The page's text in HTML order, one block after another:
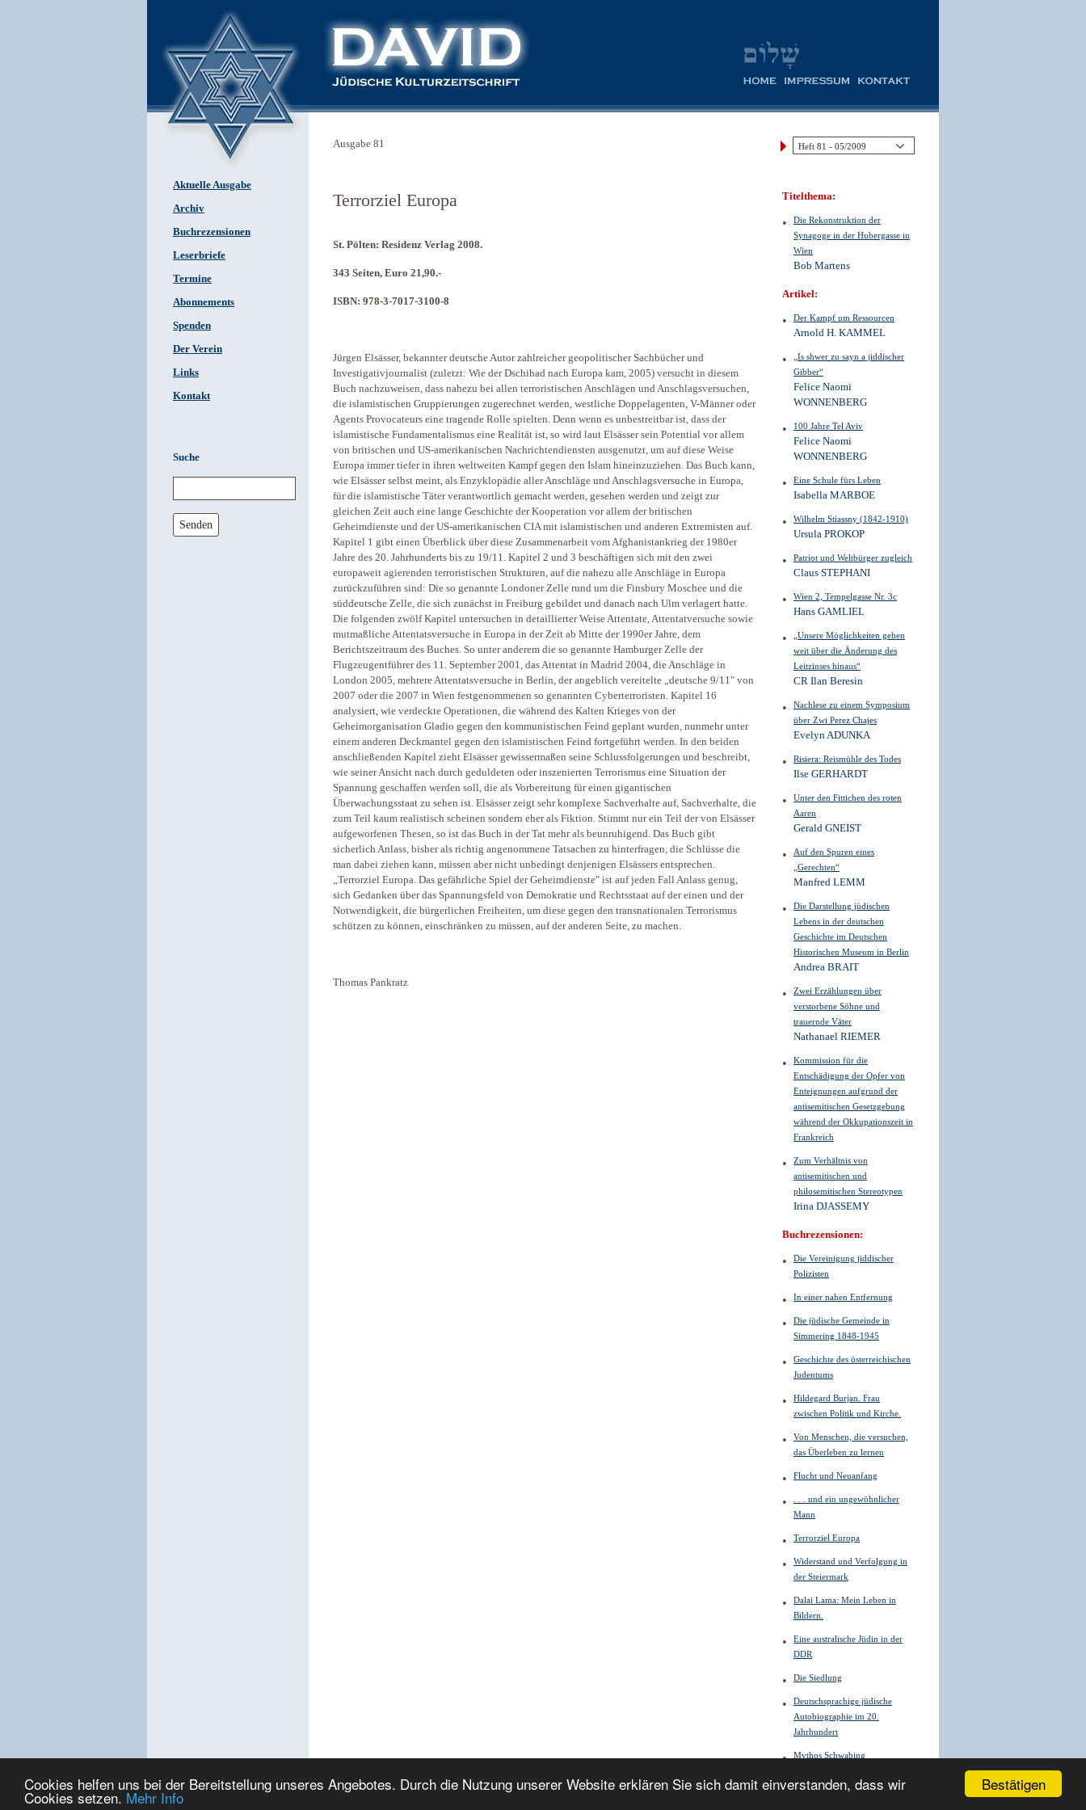
Bestätigen
Cookies helfen uns bei der Bereitstellung unseres Angebotes. Durch die Nutzung unserer Website erklären Sie sich damit einverstanden, dass wir
Cookies setzen. Mehr Info
Aktuelle Ausgabe
Archiv
Buchrezensionen
Leserbriefe
Termine
Abonnements
Spenden
Der Verein
Links
Kontakt
Suche
Senden
Ausgabe 81
Terrorziel Europa
St. Pölten: Residenz Verlag 2008.
343 Seiten, Euro 21,90.-
ISBN: 978-3-7017-3100-8
Jürgen Elsässer, bekannter deutsche Autor zahlreicher geopolitischer Sachbücher und
Investigativjournalist (zuletzt: Wie der Dschihad nach Europa kam, 2005) versucht in diesem
Buch nachzuweisen, dass nahezu bei allen terroristischen Anschlägen und Anschlagsversuchen,
die islamistischen Gruppierungen zugerechnet werden, westliche Doppelagenten, V-Männer oder
Agents Provocateurs eine tragende Rolle spielten. Denn wenn es unbestreitbar ist, dass der
islamistische Fundamentalismus eine Realität ist, so wird laut Elsässer sein Potential vor allem
von britischen und US-amerikanischen Nachrichtendiensten ausgenutzt, um auf diese Weise
Europa immer tiefer in ihren weltweiten Kampf gegen den Islam hineinzuziehen. Das Buch kann,
wie Elsässer selbst meint, als Enzyklopädie aller Anschläge und Anschlagsversuche in Europa,
für die islamistische Täter verantwortlich gemacht werden, gesehen werden und zeigt zur
gleichen Zeit auch eine lange Geschichte der Kooperation vor allem der britischen
Geheimdienste und der US-amerikanischen CIA mit islamistischen und anderen Extremisten auf.
Kapitel 1 gibt einen Überblick über diese Zusammenarbeit vom Afghanistankrieg der 1980er
Jahre des 20. Jahrhunderts bis zu 19/11. Kapitel 2 und 3 beschäftigen sich mit den zwei
europaweit agierenden terroristischen Strukturen, auf die nahezu alle Anschläge in Europa
zurückzuführen sind: Die so genannte Londoner Zelle rund um die Finsbury Moschee und die
süddeutsche Zelle, die sich zunächst in Freiburg gebildet und danach nach Ulm verlagert hatte.
Die folgenden zwölf Kapitel untersuchen in detaillierter Weise Attentate, Attentatversuche sowie
mutmaßliche Attentatsversuche in Europa in der Zeit ab Mitte der 1990er Jahre, dem
Berichtszeitraum des Buches. So unter anderem die so genannte Hamburger Zelle der
Flugzeugentführer des 11. September 2001, das Attentat in Madrid 2004, die Anschläge in
London 2005, mehrere Attentatsversuche in Berlin, der angeblich vereitelte „deutsche 9/11" von
2007 oder die 2007 in Wien festgenommenen so genannten Cyberterroristen. Kapitel 16
analysiert, wie verdeckte Operationen, die während des Kalten Krieges von der
Geheimorganisation Gladio gegen den kommunistischen Feind geplant wurden, nunmehr unter
einem anderen Deckmantel gegen den islamistischen Feind fortgeführt werden. In den beiden
anschließenden Kapitel zieht Elsässer gewissermaßen seine Schlussfolgerungen und beschreibt,
wie seiner Ansicht nach durch geduldeten oder inszenierten Terrorismus eine Situation der
Spannung geschaffen werden soll, die als Vorbereitung für einen gigantischen
Überwachungsstaat zu sehen ist. Elsässer zeigt sehr komplexe Sachverhalte auf, Sachverhalte, die
zum Teil kaum realistisch scheinen sondern eher als Fiktion. Stimmt nur ein Teil der von Elsässer
aufgeworfenen Thesen, so ist das Buch in der Tat mehr als beunruhigend. Das Buch gibt
sicherlich Anlass, bisher als richtig angenommene Tatsachen zu hinterfragen, die Schlüsse die
man dabei ziehen kann, müssen aber nicht unbedingt denjenigen Elsässers entsprechen.
„Terrorziel Europa. Das gefährliche Spiel der Geheimdienste" ist auf jeden Fall Anlass genug,
sich Gedanken über das Spannungsfeld von Demokratie und Rechtsstaat auf der einen und der
Notwendigkeit, die bürgerlichen Freiheiten, um diese gegen den transnationalen Terrorismus
schützen zu können, einschränken zu müssen, auf der anderen Seite, zu machen.
Thomas Pankratz
Titelthema:
Die Rekonstruktion der
Synagoge in der Hubergasse in
Wien
Bob Martens
Artikel:
Der Kampf um Ressourcen
Arnold H. KAMMEL
„Is shwer zu sayn a jiddischer
Gibber“
Felice Naomi
WONNENBERG
100 Jahre Tel Aviv
Felice Naomi
WONNENBERG
Eine Schule fürs Leben
Isabella MARBOE
Wilhelm Stiassny (1842-1910)
Ursula PROKOP
Patriot und Weltbürger zugleich
Claus STEPHANI
Wien 2, Tempelgasse Nr. 3c
Hans GAMLIEL
„Unsere Möglichkeiten gehen
weit über die Änderung des
Leitzinses hinaus“
CR Ilan Beresin
Nachlese zu einem Symposium
über Zwi Perez Chajes
Evelyn ADUNKA
Risiera: Reismühle des Todes
Ilse GERHARDT
Unter den Fittichen des roten
Aaren
Gerald GNEIST
Auf den Spuren eines
„Gerechten“
Manfred LEMM
Die Darstellung jüdischen
Lebens in der deutschen
Geschichte im Deutschen
Historischen Museum in Berlin
Andrea BRAIT
Zwei Erzählungen über
verstorbene Söhne und
trauernde Väter
Nathanael RIEMER
Kommission für die
Entschädigung der Opfer von
Enteignungen aufgrund der
antisemitischen Gesetzgebung
während der Okkupationszeit in
Frankreich
Zum Verhältnis von
antisemitischen und
philosemitischen Stereotypen
Irina DJASSEMY
Buchrezensionen:
Die Vereinigung jiddischer
Polizisten
In einer nahen Entfernung
Die jüdische Gemeinde in
Simmering 1848-1945
Geschichte des österreichischen
Judentums
Hildegard Burjan. Frau
zwischen Politik und Kirche.
Von Menschen, die versuchen,
das Überleben zu lernen
Flucht und Neuanfang
. . . und ein ungewöhnlicher
Mann
Terrorziel Europa
Widerstand und Verfolgung in
der Steiermark
Dalai Lama: Mein Leben in
Bildern.
Eine australische Jüdin in der
DDR
Die Siedlung
Deutschsprachige jüdische
Autobiographie im 20.
Jahrhundert
Mythos Schwabing